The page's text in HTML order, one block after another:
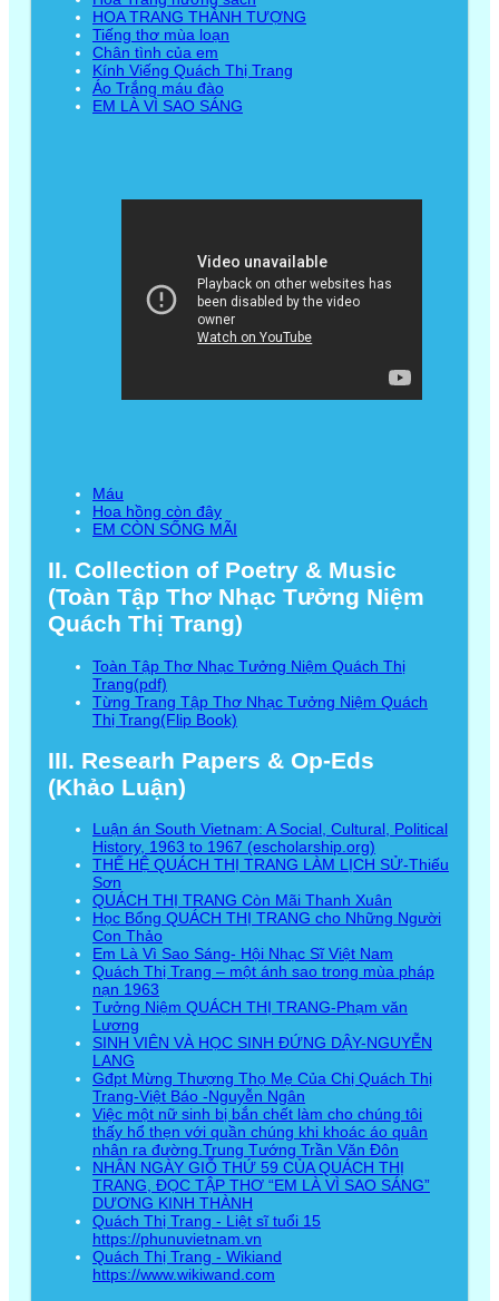
HOA TRANG THÀNH TƯỢNG
Tiếng thơ mùa loạn
Chân tình của em
Kính Viếng Quách Thị Trang
Áo Trắng máu đào
EM LÀ VÌ SAO SÁNG
Máu
Hoa hồng còn đây
EM CÒN SỐNG MÃI
II. Collection of Poetry & Music
(Toàn Tập Thơ Nhạc Tưởng Niệm
Quách Thị Trang)
Toàn Tập Thơ Nhạc Tưởng Niệm Quách Thị
Trang(pdf)
Từng Trang Tập Thơ Nhạc Tưởng Niệm Quách
Thị Trang(Flip Book)
III. Researh Papers & Op-Eds
(Khảo Luận)
Luận án South Vietnam: A Social, Cultural, Political
History, 1963 to 1967 (escholarship.org)
THẾ HỆ QUÁCH THỊ TRANG LÀM LỊCH SỬ-Thiếu
Sơn
QUÁCH THỊ TRANG Còn Mãi Thanh Xuân
Học Bổng QUÁCH THỊ TRANG cho Những Người
Con Thảo
Em Là Vì Sao Sáng- Hội Nhạc Sĩ Việt Nam
Quách Thị Trang – một ánh sao trong mùa pháp
nạn 1963
Tưởng Niệm QUÁCH THỊ TRANG-Phạm văn
Lương
SINH VIÊN VÀ HỌC SINH ĐỨNG DẬY-NGUYỄN
LANG
Gđpt Mừng Thượng Thọ Mẹ Của Chị Quách Thị
Trang-Việt Báo -Nguyễn Ngân
Việc một nữ sinh bị bắn chết làm cho chúng tôi
thấy hổ thẹn với quần chúng khi khoác áo quân
nhân ra đường.Trung Tướng Trần Văn Đôn
NHÂN NGÀY GIỖ THỨ 59 CỦA QUÁCH THỊ
TRANG, ĐỌC TẬP THƠ “EM LÀ VÌ SAO SÁNG”
DƯƠNG KINH THÀNH
Quách Thị Trang - Liệt sĩ tuổi 15
https://phunuvietnam.vn
Quách Thị Trang - Wikiand
https://www.wikiwand.com